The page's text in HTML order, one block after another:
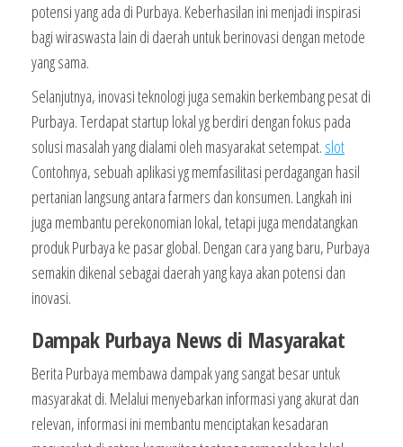
potensi yang ada di Purbaya. Keberhasilan ini menjadi inspirasi
bagi wiraswasta lain di daerah untuk berinovasi dengan metode
yang sama.
Selanjutnya, inovasi teknologi juga semakin berkembang pesat di
Purbaya. Terdapat startup lokal yg berdiri dengan fokus pada
solusi masalah yang dialami oleh masyarakat setempat. slot
Contohnya, sebuah aplikasi yg memfasilitasi perdagangan hasil
pertanian langsung antara farmers dan konsumen. Langkah ini
juga membantu perekonomian lokal, tetapi juga mendatangkan
produk Purbaya ke pasar global. Dengan cara yang baru, Purbaya
semakin dikenal sebagai daerah yang kaya akan potensi dan
inovasi.
Dampak Purbaya News di Masyarakat
Berita Purbaya membawa dampak yang sangat besar untuk
masyarakat di. Melalui menyebarkan informasi yang akurat dan
relevan, informasi ini membantu menciptakan kesadaran